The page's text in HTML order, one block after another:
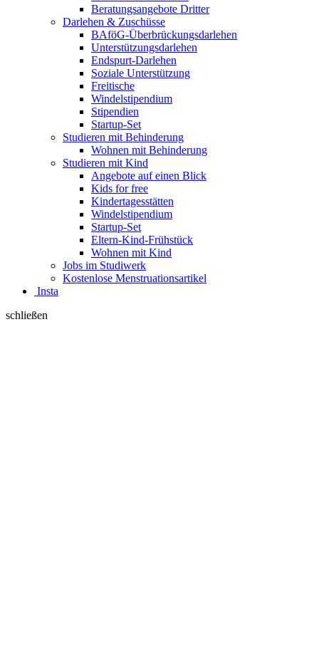
Beratungsangebote Dritter
Darlehen & Zuschüsse
BAföG-Überbrückungsdarlehen
Unterstützungsdarlehen
Endspurt-Darlehen
Soziale Unterstützung
Freitische
Windelstipendium
Stipendien
Startup-Set
Studieren mit Behinderung
Wohnen mit Behinderung
Studieren mit Kind
Angebote auf einen Blick
Kids for free
Kindertagesstätten
Windelstipendium
Startup-Set
Eltern-Kind-Frühstück
Wohnen mit Kind
Jobs im Studiwerk
Kostenlose Menstruationsartikel
Insta
schließen